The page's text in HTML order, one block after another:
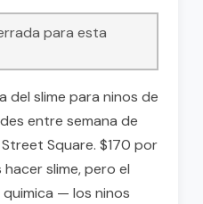
para esta
del slime para ninos de
entre semana de
Square. $170 por
hacer slime, pero el
— los ninos